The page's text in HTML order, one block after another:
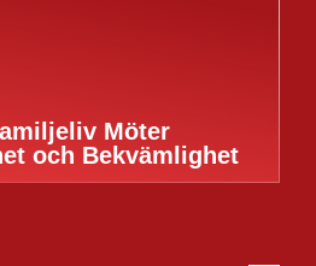
Möter
och Bekvämlighet